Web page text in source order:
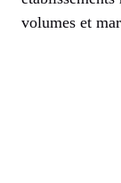
volumes et